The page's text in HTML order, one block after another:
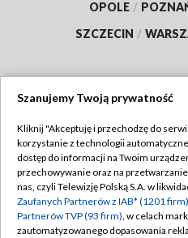
OPOLE /
SZCZECIN /
Abonament TVP
Emisja w TVP
Centrum informacji TVP
Polityka
Moje
Szanujemy Twoją prywatność
Kliknij "Akceptuję i przechodzę do
korzystanie z technologii
dostęp do informacji na Twoim
przechowywanie oraz na
nas, czyli Telewizję Polską S.A. w
Zaufanych Partnerów z IAB* (1201 firm)
Partnerów TVP (93 firm), w celach
zautomatyzowanego dopasowania